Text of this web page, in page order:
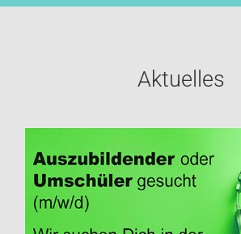
Aktuelles